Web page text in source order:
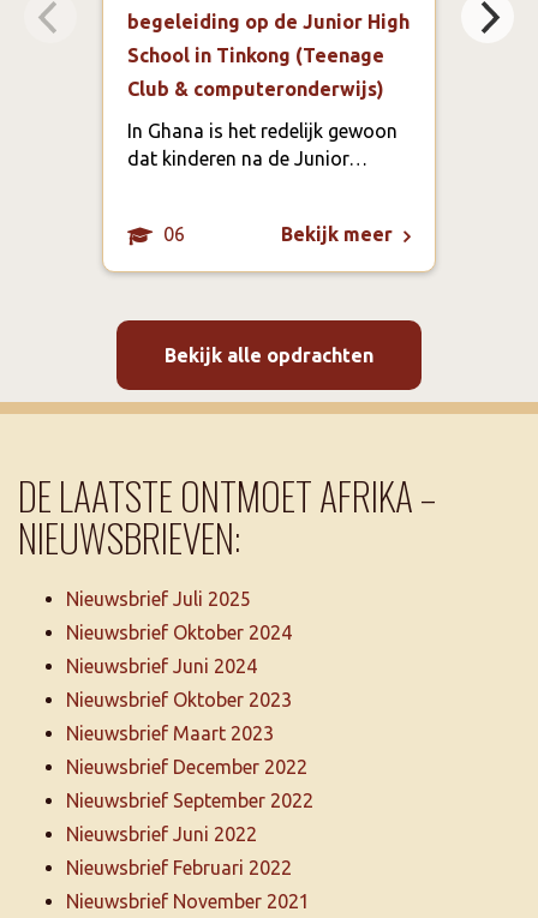
begeleiding op de Junior High
School in Tinkong (Teenage
Club & computeronderwijs)
In Ghana is het redelijk gewoon
dat kinderen na de Junior…
06 Bekijk meer
Bekijk alle opdrachten
DE LAATSTE ONTMOET AFRIKA –
NIEUWSBRIEVEN:
Nieuwsbrief Juli 2025
Nieuwsbrief Oktober 2024
Nieuwsbrief Juni 2024
Nieuwsbrief Oktober 2023
Nieuwsbrief Maart 2023
Nieuwsbrief December 2022
Nieuwsbrief September 2022
Nieuwsbrief Juni 2022
Nieuwsbrief Februari 2022
Nieuwsbrief November 2021